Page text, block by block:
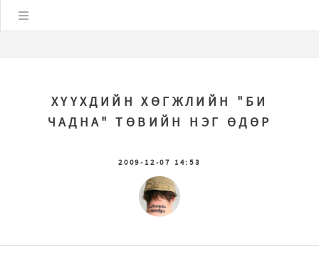
ХҮҮХДИЙН ХӨГЖЛИЙН "БИ
ЧАДНА" ТӨВИЙН НЭГ ӨДӨР
2009-12-07 14:53